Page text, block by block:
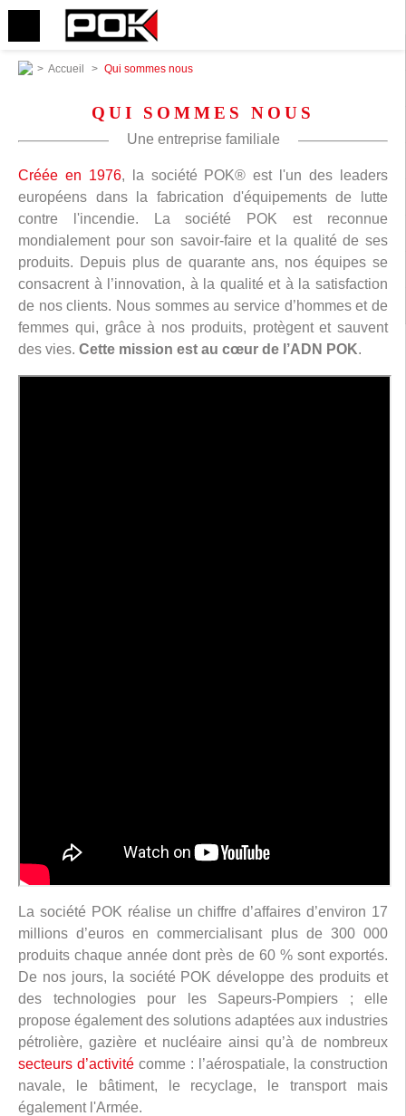
> Accueil > Qui sommes nous
QUI SOMMES NOUS
Une entreprise familiale
Créée en 1976, la société POK® est l'un des leaders
européens dans la fabrication d'équipements de lutte
contre l'incendie. La société POK est reconnue
mondialement pour son savoir-faire et la qualité de ses
produits. Depuis plus de quarante ans, nos équipes se
consacrent à l’innovation, à la qualité et à la satisfaction
de nos clients. Nous sommes au service d’hommes et de
femmes qui, grâce à nos produits, protègent et sauvent
des vies. Cette mission est au cœur de l’ADN POK.
La société POK réalise un chiffre d’affaires d’environ 17
millions d’euros en commercialisant plus de 300 000
produits chaque année dont près de 60 % sont exportés.
De nos jours, la société POK développe des produits et
des technologies pour les Sapeurs-Pompiers ; elle
propose également des solutions adaptées aux industries
pétrolière, gazière et nucléaire ainsi qu’à de nombreux
secteurs d’activité comme : l’aérospatiale, la construction
navale, le bâtiment, le recyclage, le transport mais
également l'Armée.